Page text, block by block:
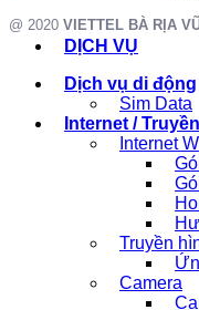
@ 2020 VIETTEL BÀ RỊA
DỊCH VỤ
Dịch vụ di động
Sim Data
Internet /
Internet
Truyền
Camera